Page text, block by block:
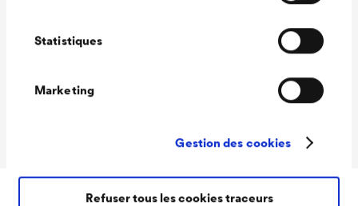
Statistiques
Marketing
Gestion des cookies
Refuser tous les cookies traceurs
fixation
fonctionnement